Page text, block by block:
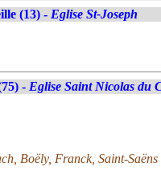
(13) - Eglise St-Joseph
- Eglise Saint Nicolas du
Boëly, Franck, Saint-Saëns